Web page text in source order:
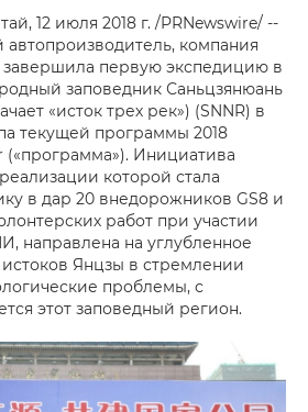
12 июля 2018 г. /PRNewswire/ --
компания
первую экспедицию в
заповедник Саньцзянюань
«исток трех рек») (SNNR) в
текущей программы 2018
(«программа»). Инициатива
которой стала
в дар 20 внедорожников GS8 и
работ при участии
направлена на углубленное
Янцзы в стремлении
проблемы, с
этот заповедный регион.